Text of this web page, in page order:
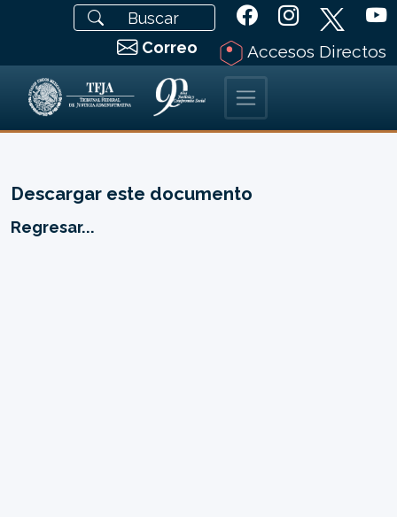
Correo Accesos Directos
Descargar este documento
Regresar...